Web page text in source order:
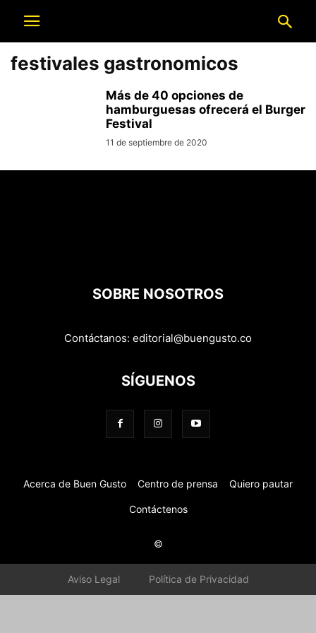
festivales gastronomicos
Más de 40 opciones de
hamburguesas ofrecerá el Burger
Festival
11 de septiembre de 2020
SOBRE NOSOTROS
Contáctanos: editorial@buengusto.co
SÍGUENOS
Acerca de Buen Gusto Centro de prensa Quiero pautar
Contáctenos
©
Aviso Legal Política de Privacidad